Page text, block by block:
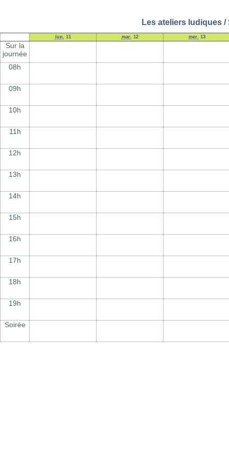
Les ateliers ludiques /
lun. 11 mar. 12 mer. 13
Sur la
journée
08h
09h
10h
11h
12h
13h
14h
15h
16h
17h
18h
19h
Soirée